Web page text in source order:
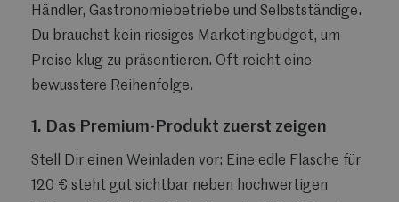
Händler, Gastronomiebetriebe und Selbstständige.
Du brauchst kein riesiges Marketingbudget, um
Preise klug zu präsentieren. Oft reicht eine
bewusstere Reihenfolge.
1. Das Premium-Produkt zuerst zeigen
Stell Dir einen Weinladen vor: Eine edle Flasche für
120 € steht gut sichtbar neben hochwertigen